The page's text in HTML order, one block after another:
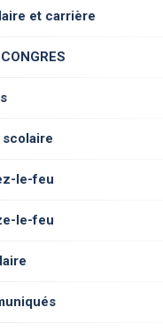
et carrière
scolaire
le-feu
le-feu